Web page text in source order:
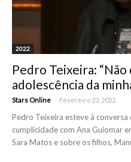
2022
Pedro Teixeira:
adolescência da
Stars Online - Fevereiro 23, 2022
Pedro Teixeira esteve à
cumplicidade com Ana Guiomar
Sara Matos e sobre os filhos,